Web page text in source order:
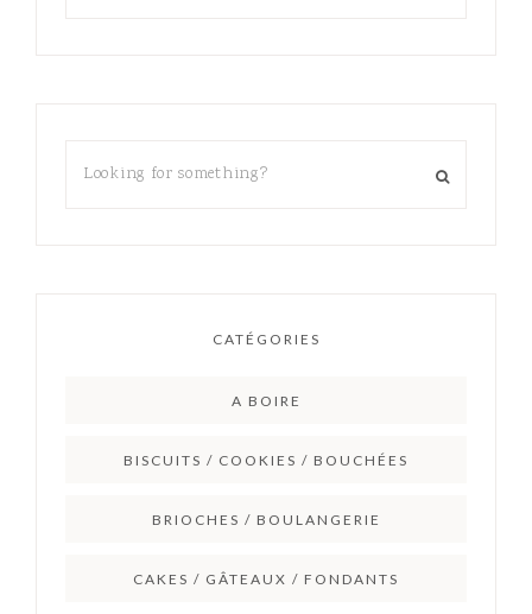
CATÉGORIES
A BOIRE
BISCUITS / COOKIES / BOUCHÉES
BRIOCHES / BOULANGERIE
CAKES / GÂTEAUX / FONDANTS